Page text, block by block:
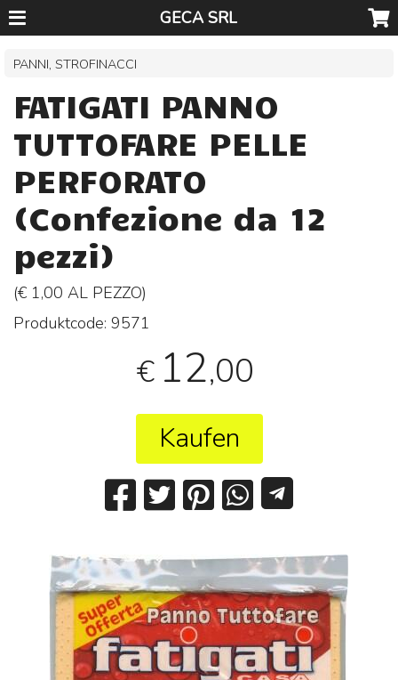
GECA SRL
PANNI, STROFINACCI
FATIGATI PANNO
TUTTOFARE PELLE
PERFORATO
(Confezione da 12
pezzi)
(€ 1,00 AL PEZZO)
Produktcode:9571
€ 12,00
Kaufen